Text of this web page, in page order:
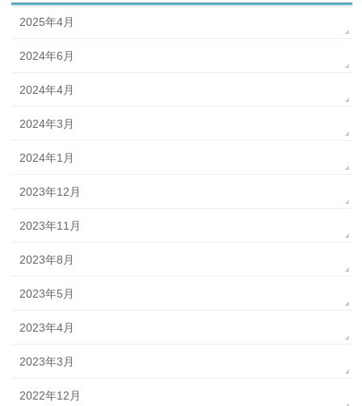
2025年4月
2024年6月
2024年4月
2024年3月
2024年1月
2023年12月
2023年11月
2023年8月
2023年5月
2023年4月
2023年3月
2022年12月